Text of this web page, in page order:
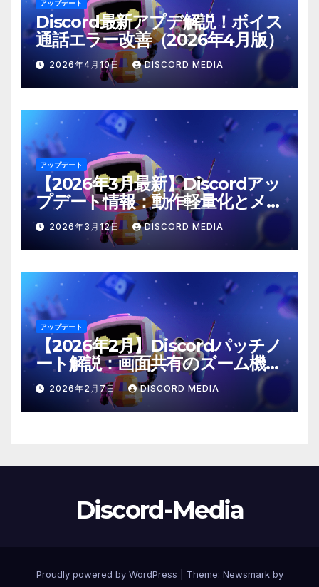
アップデート
Discord最新アプデ解説！ボイス
通話エラー改善（2026年4月版）
2026年4月10日 DISCORD MEDIA
アップデート
【2026年3月最新】Discordアッ
プデート情報：動作軽量化とメン
ション仕様の修正
2026年3月12日 DISCORD MEDIA
アップデート
【2026年2月】Discordパッチノ
ート解説：画面共有のズーム機能
や「@time」コマンドが登場！
2026年2月7日 DISCORD MEDIA
Discord-Media
Proudly powered by WordPress Theme: Newsmarkby